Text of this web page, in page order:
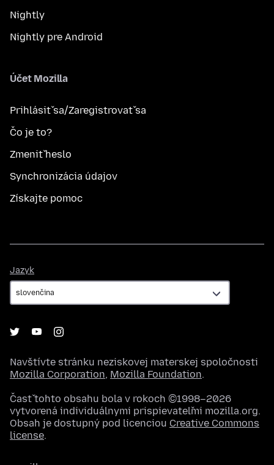
Nightly
Nightly pre Android
Účet Mozilla
Prihlásiť sa/Zaregistrovať sa
Čo je to?
Zmeniť heslo
Synchronizácia údajov
Získajte pomoc
Jazyk
Navštívte stránku neziskovej materskej spoločnosti
Mozilla Corporation, Mozilla Foundation.
Časť tohto obsahu bola v rokoch ©1998–2026
vytvorená individuálnymi prispievateľmi mozilla.org.
Obsah je dostupný pod licenciou Creative Commons
license.